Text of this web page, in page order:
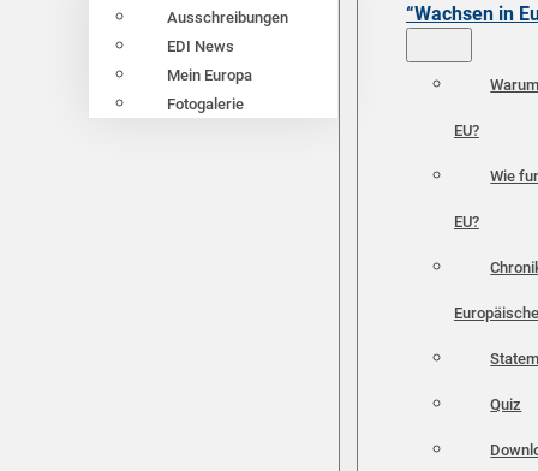
Ausschreibungen
EDI News
Mein Europa
Fotogalerie
“Wachsen in
EU?
Wie
EU?
Quiz